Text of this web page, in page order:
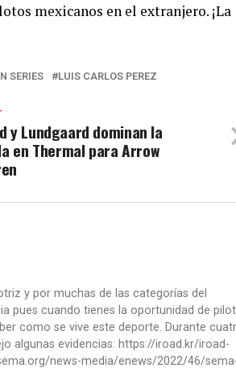
mexicanos en el extranjero. ¡La
SERIES LUIS CARLOS PEREZ
y Lundgaard dominan la
en Thermal para Arrow
y por muchas de las categorías del
pues cuando tienes la oportunidad de
como se vive este deporte. Durante
algunas evidencias: https://iroad.kr/iroad-
news-media/enews/2022/46/